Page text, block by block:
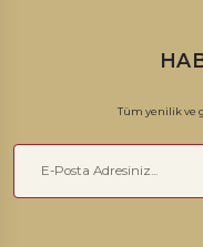
Tüm yenilik ve